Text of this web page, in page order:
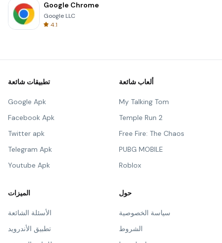
Google Chrome
Google LLC
4.1
تطبيقات شائعة
Google Apk
Facebook Apk
Twitter apk
Telegram Apk
Youtube Apk
ألعاب شائعة
My Talking Tom
Temple Run 2
Free Fire: The Chaos
PUBG MOBILE
Roblox
الميزات
الأسئلة الشائعة
تطبيق الأندرويد
حول
سياسة الخصوصية
الشروط